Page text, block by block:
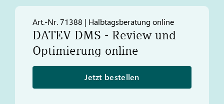
Art.-Nr. 71388 | Halbtagsberatung online
DATEV DMS - Review und
Optimierung online
Jetzt bestellen